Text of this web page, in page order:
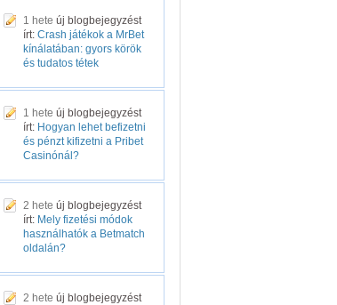
1 hete új blogbejegyzést
írt: Crash játékok a MrBet
kínálatában: gyors körök
és tudatos tétek
1 hete új blogbejegyzést
írt: Hogyan lehet befizetni
és pénzt kifizetni a Pribet
Casinónál?
2 hete új blogbejegyzést
írt: Mely fizetési módok
használhatók a Betmatch
oldalán?
2 hete új blogbejegyzést